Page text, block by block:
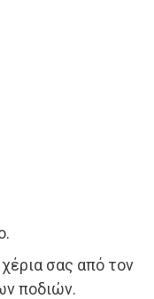
σας από τον
ποδιών.